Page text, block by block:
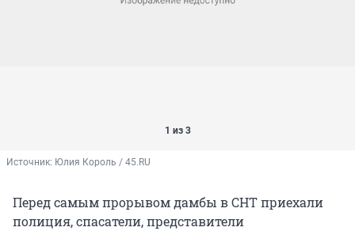
1 из 3
Источник: Юлия Король / 45.RU
Перед самым прорывом дамбы в СНТ приехали
полиция, спасатели, представители